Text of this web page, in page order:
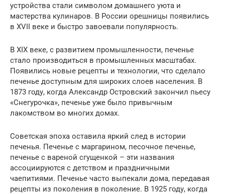
устройства стали символом домашнего уюта и
мастерства кулинаров. В России орешницы появились
в XVII веке и быстро завоевали популярность.
В XIX веке, с развитием промышленности, печенье
стало производиться в промышленных масштабах.
Появились новые рецепты и технологии, что сделало
печенье доступным для широких слоев населения. В
1873 году, когда Александр Островский закончил пьесу
«Снегурочка», печенье уже было привычным
лакомством во многих домах.
Советская эпоха оставила яркий след в истории
печенья. Печенье с маргарином, песочное печенье,
печенье с вареной сгущенкой – эти названия
ассоциируются с детством и праздничными
чаепитиями. Печенье часто выпекали дома, передавая
рецепты из поколения в поколение. В 1925 году, когда